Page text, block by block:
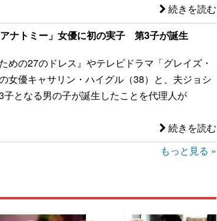
続きを読む
ナトミー」女優に初の実子 第3子が誕生
めの27のドレス』やテレビドラマ「グレイズ・
女優キャサリン・ハイグル（38）と、夫ジョシ
子となる男の子が誕生したことを代理人が
続きを読む
もっと見る »